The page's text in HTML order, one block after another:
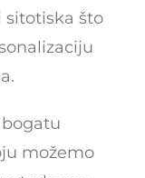
sitotiska što
možemo